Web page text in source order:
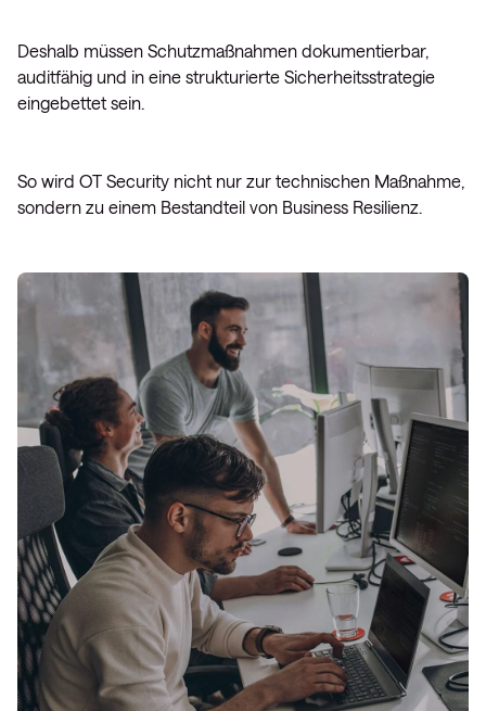
Deshalb müssen Schutzmaßnahmen dokumentierbar,
auditfähig und in eine strukturierte Sicherheitsstrategie
eingebettet sein.
So wird OT Security nicht nur zur technischen Maßnahme,
sondern zu einem Bestandteil von Business Resilienz.